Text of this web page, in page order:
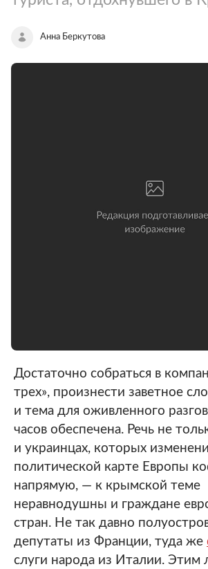
Анна Беркутова
Достаточно собраться в
трех», произнести заветное
и тема для оживленного
часов обеспечена. Речь не
и украинцах, которых
политической карте Европы
напрямую, — к крымской теме
неравнодушны и граждане
стран. Не так давно
депутаты из Франции, туда же
слуги народа из Италии. Этим